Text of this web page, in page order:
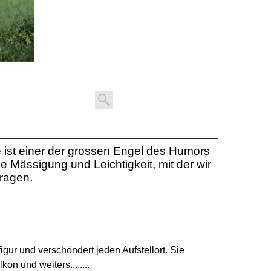
einer der grossen Engel des Humors
Mässigung und Leichtigkeit, mit der wir
und verschöndert jeden Aufstellort. Sie
und weiters........